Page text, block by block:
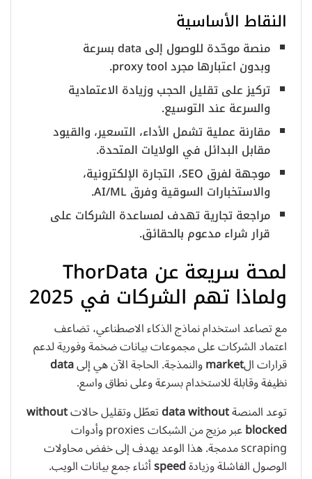
النقاط الأساسية
منصة موحّدة للوصول إلى data بسرعة
وبدون اعتبارها مجرد proxy tool.
تركيز على تقليل الحجب وزيادة الاعتمادية
والسرعة عند التوسيع.
مقارنة عملية تشمل الأداء، التسعير، والقيود
مقابل البدائل في الولايات المتحدة.
موجهة لفرق SEO، التجارة الإلكترونية،
والاستخبارات السوقية وفرق AI/ML.
مراجعة تجارية تهدف لمساعدة الشركات على
قرار شراء مدعوم بالحقائق.
لمحة سريعة عن ThorData
ولماذا تهم الشركات في 2025
مع تصاعد استخدام نماذج الذكاء الاصطناعي، تضاعف
اعتماد الشركات على مجموعات بيانات ضخمة وفورية لدعم
قرارات الmarketوالنمذجة. الحاجة الآن هي إلىdata
نظيفة وقابلة للاستخدام بسرعة وعلى نطاق واسع.
توعد المنصةdata withoutتعطّل وتقليل حالاتwithout
blocked عبر مزيج من الشبكات proxies وأدوات
scraping مدمجة. هذا الوعد يهدف إلى خفض محاولات
الوصول الفاشلة وزيادةspeedأثناء جمع بيانات الويب.